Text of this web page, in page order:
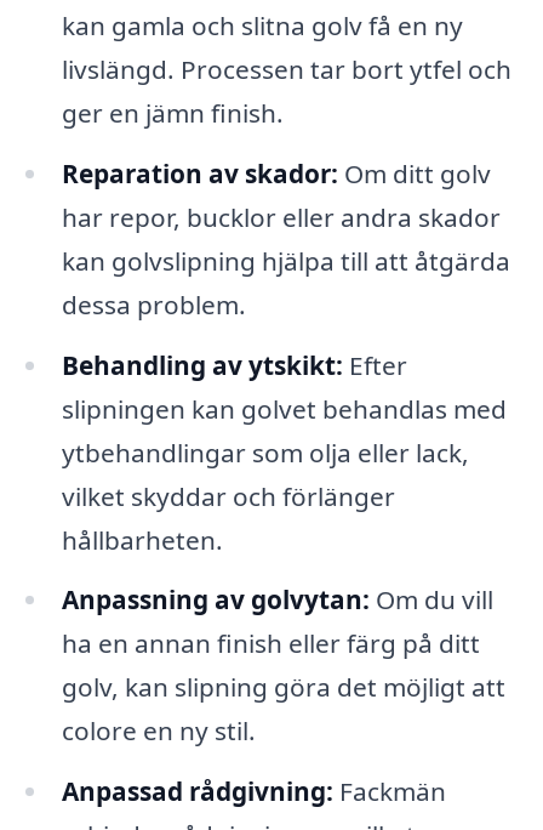
kan gamla och slitna golv få en ny
livslängd. Processen tar bort ytfel och
ger en jämn finish.
Reparation av skador: Om ditt golv
har repor, bucklor eller andra skador
kan golvslipning hjälpa till att åtgärda
dessa problem.
Behandling av ytskikt: Efter
slipningen kan golvet behandlas med
ytbehandlingar som olja eller lack,
vilket skyddar och förlänger
hållbarheten.
Anpassning av golvytan: Om du vill
ha en annan finish eller färg på ditt
golv, kan slipning göra det möjligt att
colore en ny stil.
Anpassad rådgivning: Fackmän